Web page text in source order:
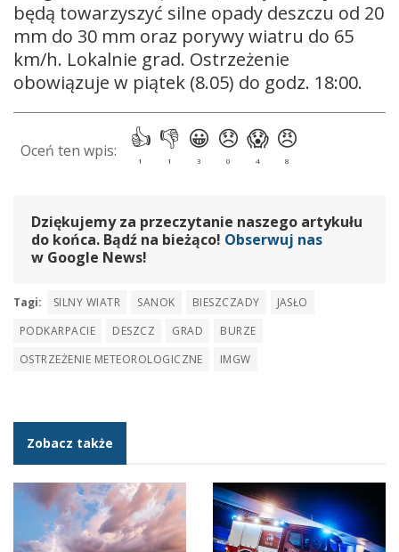
będą towarzyszyć silne opady deszczu od 20
mm do 30 mm oraz porywy wiatru do 65
km/h. Lokalnie grad. Ostrzeżenie
obowiązuje w piątek (8.05) do godz. 18:00.
Dziękujemy za przeczytanie naszego artykułu
do końca. Bądź na bieżąco! Obserwuj nas
w Google News!
Tagi: SILNY WIATR SANOK BIESZCZADY
JASŁO
PODKARPACIE
DESZCZ GRAD
BURZE
OSTRZEŻENIE METEOROLOGICZNE
IMGW
Zobacz także